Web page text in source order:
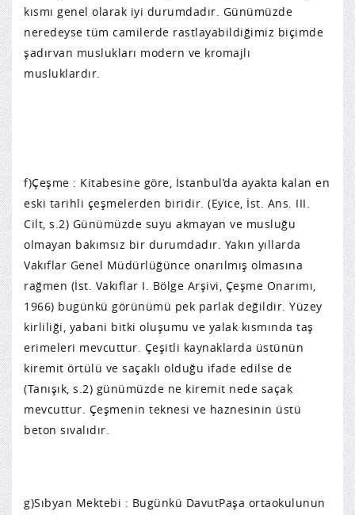
kısmı genel olarak iyi durumdadır. Günümüzde
neredeyse tüm camilerde rastlayabildiğimiz biçimde
şadırvan muslukları modern ve kromajlı
musluklardır.
f)Çeşme : Kitabesine göre, İstanbul’da ayakta kalan en
eski tarihli çeşmelerden biridir. (Eyice, İst. Ans. III.
Cilt, s.2) Günümüzde suyu akmayan ve musluğu
olmayan bakımsız bir durumdadır. Yakın yıllarda
Vakıflar Genel Müdürlüğünce onarılmış olmasına
rağmen (İst. Vakıflar I. Bölge Arşivi, Çeşme Onarımı,
1966) bugünkü görünümü pek parlak değildir. Yüzey
kirliliği, yabani bitki oluşumu ve yalak kısmında taş
erimeleri mevcuttur. Çeşitli kaynaklarda üstünün
kiremit örtülü ve saçaklı olduğu ifade edilse de
(Tanışık, s.2) günümüzde ne kiremit nede saçak
mevcuttur. Çeşmenin teknesi ve haznesinin üstü
beton sıvalıdır.
g)Sıbyan Mektebi : Bugünkü DavutPaşa ortaokulunun